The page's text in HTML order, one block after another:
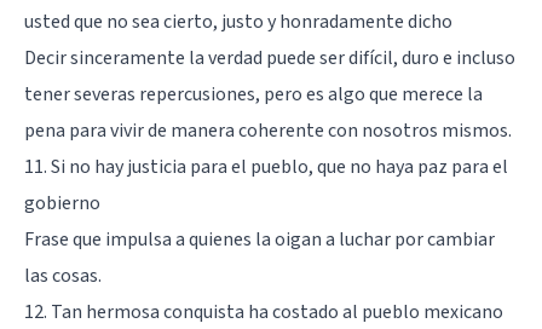
usted que no sea cierto, justo y honradamente dicho
Decir sinceramente la verdad puede ser difícil, duro e incluso
tener severas repercusiones, pero es algo que merece la
pena para vivir de manera coherente con nosotros mismos.
11. Si no hay justicia para el pueblo, que no haya paz para el
gobierno
Frase que impulsa a quienes la oigan a luchar por cambiar
las cosas.
12. Tan hermosa conquista ha costado al pueblo mexicano